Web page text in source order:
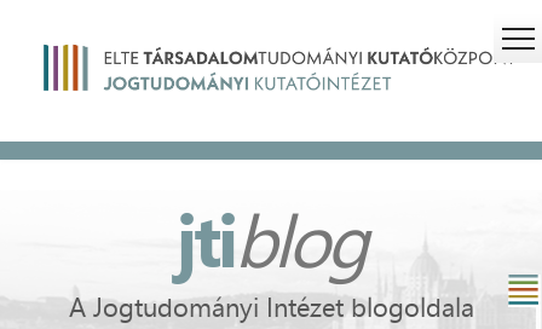
jtiblog
A Jogtudományi Intézet blogoldala